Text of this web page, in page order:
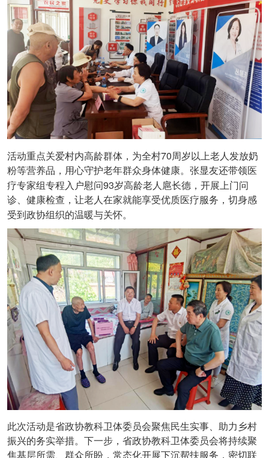
活动重点关爱村内高龄群体，为全村70周岁以上老人发放奶
粉等营养品，用心守护老年群众身体健康。张显友还带领医
疗专家组专程入户慰问93岁高龄老人扈长德，开展上门问
诊、健康检查，让老人在家就能享受优质医疗服务，切身感
受到政协组织的温暖与关怀。
此次活动是省政协教科卫体委员会聚焦民生实事、助力乡村
振兴的务实举措。下一步，省政协教科卫体委员会将持续聚
焦基层所需、群众所盼，常态化开展下沉帮扶服务，密切联